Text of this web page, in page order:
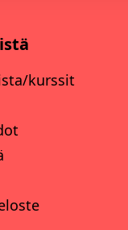
kurssit